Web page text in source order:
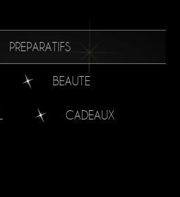
PREPARATIFS
BEAUTE
CADEAUX